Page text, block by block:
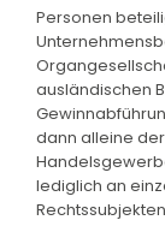
Personen
ausländischen
dann alleine
lediglich an